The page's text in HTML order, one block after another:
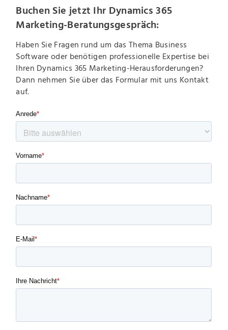
Buchen Sie jetzt Ihr Dynamics 365
Marketing-Beratungsgespräch:
Haben Sie Fragen rund um das Thema Business
Software oder benötigen professionelle Expertise bei
Ihren Dynamics 365 Marketing-Herausforderungen?
Dann nehmen Sie über das Formular mit uns Kontakt
auf.